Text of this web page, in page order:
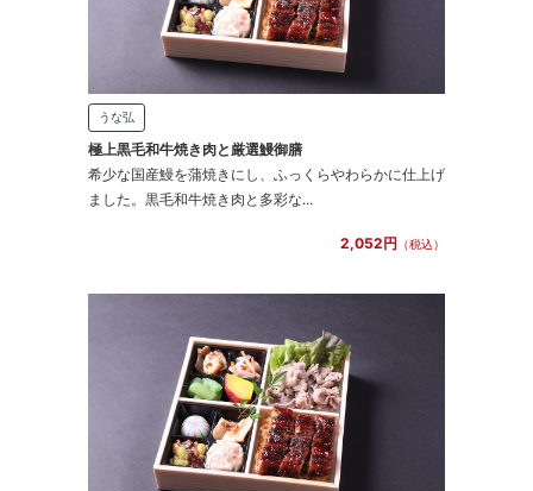
うな弘
極上黒毛和牛焼き肉と厳選鰻御膳
希少な国産鰻を蒲焼きにし、ふっくらやわらかに仕上げ
ました。黒毛和牛焼き肉と多彩な...
2,052円 （税込）